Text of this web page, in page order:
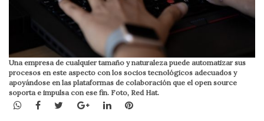
Una empresa de cualquier tamaño y naturaleza puede automatizar sus
procesos en este aspecto con los socios tecnológicos adecuados y
apoyándose en las plataformas de colaboración que el open source
soporta e impulsa con ese fin. Foto, Red Hat.
WhatsApp
Facebook
TwitterGoogle+LinkedInPinterest